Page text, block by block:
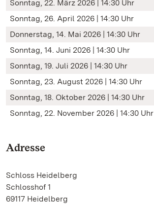
Sonntag, 22. März 2026 | 14:30 Uhr
Sonntag, 26. April 2026 | 14:30 Uhr
Donnerstag, 14. Mai 2026 | 14:30 Uhr
Sonntag, 14. Juni 2026 | 14:30 Uhr
Sonntag, 19. Juli 2026 | 14:30 Uhr
Sonntag, 23. August 2026 | 14:30 Uhr
Sonntag, 18. Oktober 2026 | 14:30 Uhr
Sonntag, 22. November 2026 | 14:30 Uhr
Adresse
Schloss Heidelberg
Schlosshof 1
69117 Heidelberg